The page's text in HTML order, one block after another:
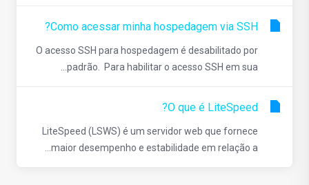
Como acessar minha hospedagem via SSH?
O acesso SSH para hospedagem é desabilitado por
padrão. Para habilitar o acesso SSH em sua...
O que é LiteSpeed?
LiteSpeed ​​(LSWS) é um servidor web que fornece
maior desempenho e estabilidade em relação a...